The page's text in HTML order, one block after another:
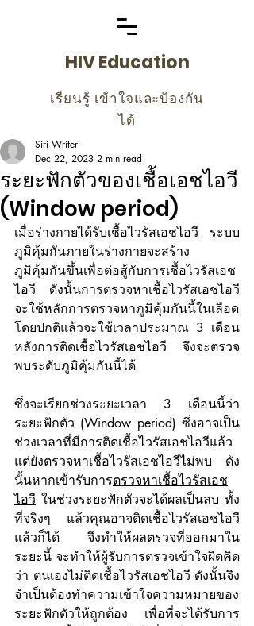
HIV Education
เรียนรู้ เข้าใจและป้องกัน
ได้
ระยะฟักตัวของเชื้อเอชไอวี
(Window period)
Siri Writer
Dec 22, 2023 2 min read
เมื่อร่างกายได้รับเชื้อไวรัสเอชไอวี ระบบ
ภูมิคุ้มกันภายในร่างกายจะสร้าง
ภูมิคุ้มกันขึ้นเพื่อต่อสู้กับการเชื้อไวรัสเอช
ไอวี ดังนั้นการตรวจหาเชื้อไวรัสเอชไอวี
จะใช้หลักการตรวจหาภูมิคุ้มกันนี้ในเลือด
โดยปกติแล้วจะใช้เวลาประมาณ 3 เดือน
หลังการติดเชื้อไวรัสเอชไอวี จึงจะตรวจ
พบระดับภูมิคุ้มกันนี้ได้
ซึ่งจะเรียกช่วงระยะเวลา 3 เดือนนี้ว่า
ระยะฟักตัว (Window period) ซึ่งอาจเป็น
ช่วงเวลาที่มีการติดเชื้อไวรัสเอชไอวีแล้ว
แต่ยังตรวจหาเชื้อไวรัสเอชไอวีไม่พบ ดัง
นั้นหากเข้ารับการตรวจหาเชื้อไวรัสเอช
ไอวี ในช่วงระยะฟักตัวจะได้ผลเป็นลบ ทั้ง
ที่จริงๆ แล้วคุณอาจติดเชื้อไวรัสเอชไอวี
แล้วก็ได้  จึงทำให้ผลตรวจที่ออกมาใน
ระยะนี้ จะทำให้ผู้รับการตรวจเข้าใจผิดคิด
ว่า ตนเองไม่ติดเชื้อไวรัสเอชไอวี ดังนั้นจึง
จำเป็นต้องทำความเข้าใจความหมายของ
ระยะฟักตัวให้ถูกต้อง เพื่อที่จะได้รับการ